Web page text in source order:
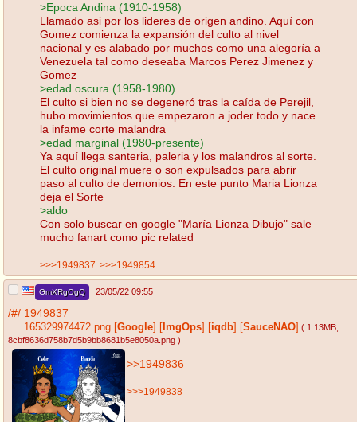
>Epoca Andina (1910-1958)
Llamado asi por los lideres de origen andino. Aquí con
Gomez comienza la expansión del culto al nivel
nacional y es alabado por muchos como una alegoría a
Venezuela tal como deseaba Marcos Perez Jimenez y
Gomez
>edad oscura (1958-1980)
El culto si bien no se degeneró tras la caída de Perejil,
hubo movimientos que empezaron a joder todo y nace
la infame corte malandra
>edad marginal (1980-presente)
Ya aquí llega santeria, paleria y los malandros al sorte.
El culto original muere o son expulsados para abrir
paso al culto de demonios. En este punto Maria Lionza
deja el Sorte
>aldo
Con solo buscar en google "María Lionza Dibujo" sale
mucho fanart como pic related
>>>1949837 >>>1949854
GmXRgOgQ 23/05/22 09:55
/#/ 1949837
165329974472.png Google ImgOps iqdb SauceNAO ( 1.13MB
8cbf8636d758b7d5b9bb8681b5e8050a.png )
>>1949836
>>>1949838